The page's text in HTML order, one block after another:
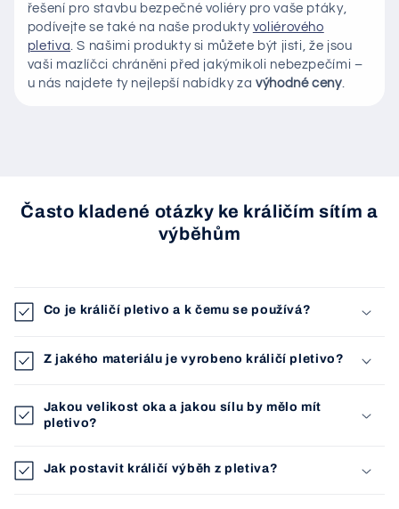
řešení pro stavbu bezpečné voliéry pro vaše ptáky,
podívejte se také na naše produkty voliérového
pletiva . S našimi produkty si můžete být jisti, že jsou
vaši mazlíčci chráněni před jakýmikoli nebezpečími –
u nás najdete ty nejlepší nabídky zavýhodné ceny.
Často kladené otázky ke králičím sítím a
výběhům
Co je králičí pletivo a k čemu se používá?
Z jakého materiálu je vyrobeno králičí pletivo?
Jakou velikost oka a jakou sílu by mělo mít
pletivo?
Jak postavit králičí výběh z pletiva?